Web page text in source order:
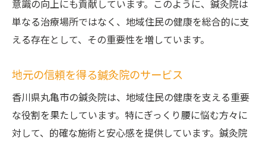
意識の向上にも貢献しています。このように、鍼灸院は
単なる治療場所ではなく、地域住民の健康を総合的に支
える存在として、その重要性を増しています。
地元の信頼を得る鍼灸院のサービス
香川県丸亀市の鍼灸院は、地域住民の健康を支える重要
な役割を果たしています。特にぎっくり腰に悩む方々に
対して、的確な施術と安心感を提供しています。鍼灸院